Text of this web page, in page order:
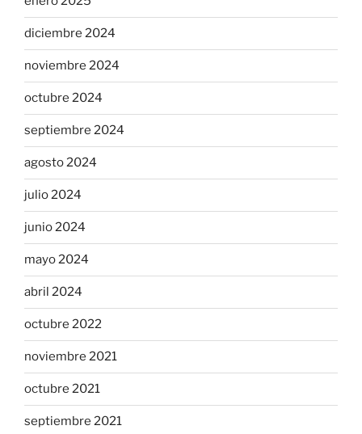
diciembre 2024
noviembre 2024
octubre 2024
septiembre 2024
agosto 2024
julio 2024
junio 2024
mayo 2024
abril 2024
octubre 2022
noviembre 2021
octubre 2021
septiembre 2021